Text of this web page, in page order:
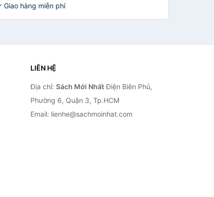
hàng miễn phí
LIÊN HỆ
Địa chỉ: Sách Mới NhấtĐiện Biên Phủ,
Phường 6, Quận 3, Tp.HCM
Email: lienhe@sachmoinhat.com